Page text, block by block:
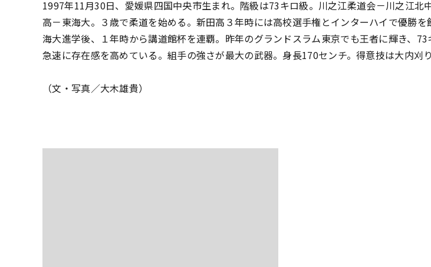
1997年11月30日、愛媛県四国中央市生まれ。階級は73キロ級。川之江柔道会－川之江北
高－東海大。３歳で柔道を始める。新田高３年時には高校選手権とインターハイで優勝を
海大進学後、１年時から講道館杯を連覇。昨年のグランドスラム東京でも王者に輝き、73
急速に存在感を高めている。組手の強さが最大の武器。身長170センチ。得意技は大内刈り
（文・写真／大木雄貴）